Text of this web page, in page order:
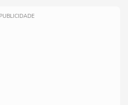
PUBLICIDADE